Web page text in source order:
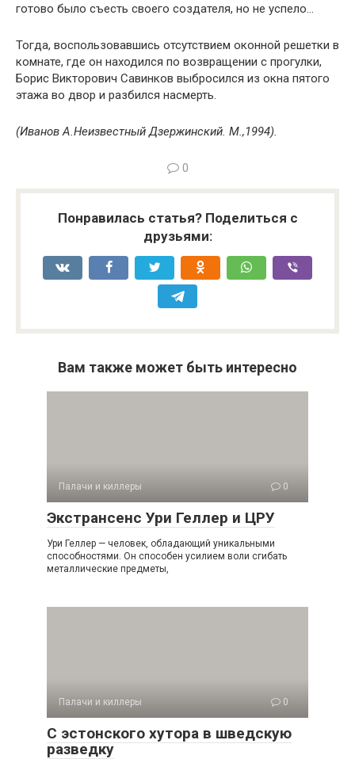
готово было съесть своего создателя, но не успело…
Тогда, воспользовавшись отсутствием оконной решетки в
комнате, где он находился по возвращении с прогулки,
Борис Викторович Савинков выбросился из окна пятого
этажа во двор и разбился насмерть.
(Иванов А.Неизвестный Дзержинский. М.,1994).
0
Понравилась статья? Поделиться с
друзьями:
Вам также может быть интересно
Палачи и киллеры 0
Экстрансенс Ури Геллер и ЦРУ
Ури Геллер — человек, обладающий уникальными
способностями. Он способен усилием воли сгибать
металлические предметы,
Палачи и киллеры 0
С эстонского хутора в шведскую
разведку